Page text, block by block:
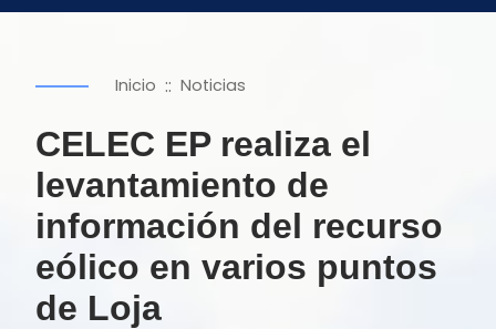
Inicio :: Noticias
CELEC EP realiza el
levantamiento de
información del recurso
eólico en varios puntos
de Loja